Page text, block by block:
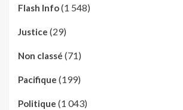
Flash Info(1 548)
Justice (29)
Non classé (71)
Pacifique (199)
Politique (1 043)